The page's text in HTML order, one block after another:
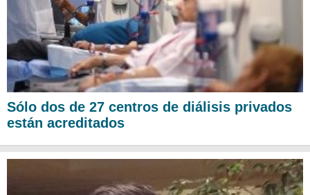
Sólo dos de 27 centros de diálisis privados
están acreditados